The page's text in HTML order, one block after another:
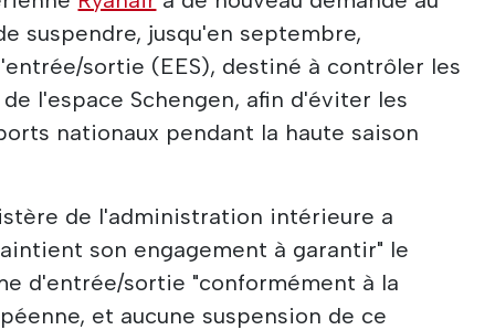
suspendre, jusqu'en septembre,
sortie (EES), destiné à contrôler les
l'espace Schengen, afin d'éviter les
nationaux pendant la haute saison
de l'administration intérieure a
son engagement à garantir" le
d'entrée/sortie "conformément à la
et aucune suspension de ce